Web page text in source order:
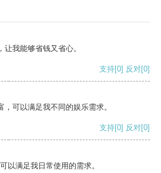
我能够省钱又省心。
支持[0] 反对[0]
可以满足我不同的娱乐需求。
支持[0] 反对[0]
以满足我日常使用的需求。